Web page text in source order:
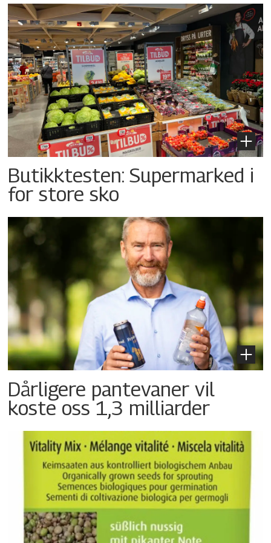
Butikktesten: Supermarked i
for store sko
Dårligere pantevaner vil
koste oss 1,3 milliarder